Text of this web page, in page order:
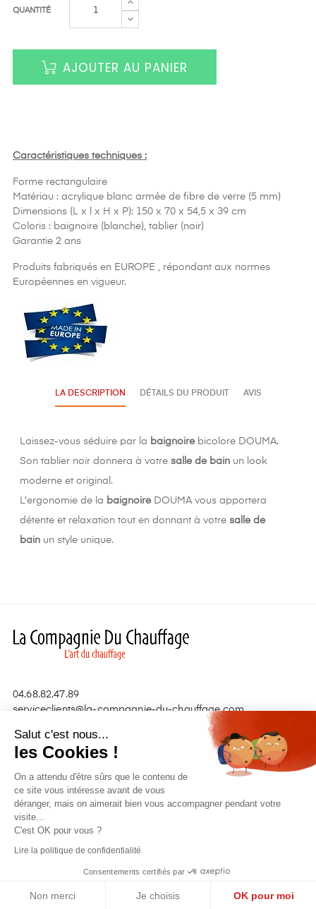
QUANTITÉ
AJOUTER AU PANIER
Caractéristiques techniques :
Forme rectangulaire
Matériau : acrylique blanc armée de fibre de verre (5 mm)
Dimensions (L x l x H x P): 150 x 70 x 54,5 x 39 cm
Coloris : baignoire (blanche), tablier (noir)
Garantie 2 ans
Produits fabriqués en EUROPE , répondant aux normes
Européennes en vigueur.
LA DESCRIPTION DÉTAILS DU PRODUIT AVIS
Laissez-vous séduire par la baignoirebicolore DOUMA.
Son tablier noir donnera à votre salle de bain un look
moderne et original.
L'ergonomie de la baignoire DOUMA vous apportera
détente et relaxation tout en donnant à votre salle de
bain un style unique.
04.68.82.47.89
serviceclients@la-compagnie-du-chauffage.com
Nos produits 
Liens utiles
Salut c'est nous...
les Cookies !
On a attendu d'être sûrs que le contenu de
ce site vous intéresse avant de vous
déranger, mais on aimerait bien vous accompagner pendant votre
visite...
C'est OK pour vous ?
Lire la politique de confidentialité
Consentements certifiés par
Non merci Je choisis OK pour moi